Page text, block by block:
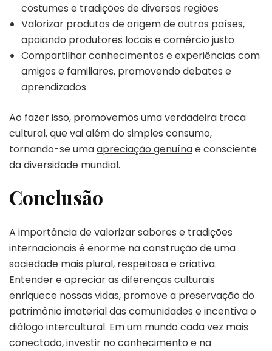
costumes e tradições de diversas regiões
Valorizar produtos de origem de outros países,
apoiando produtores locais e comércio justo
Compartilhar conhecimentos e experiências com
amigos e familiares, promovendo debates e
aprendizados
Ao fazer isso, promovemos uma verdadeira troca
cultural, que vai além do simples consumo,
tornando-se umaapreciação genuínae consciente
da diversidade mundial.
Conclusão
A importância de valorizar sabores e tradições
internacionais é enorme na construção de uma
sociedade mais plural, respeitosa e criativa.
Entender e apreciar as diferenças culturais
enriquece nossas vidas, promove a preservação do
patrimônio imaterial das comunidades e incentiva o
diálogo intercultural. Em um mundo cada vez mais
conectado, investir no conhecimento e na